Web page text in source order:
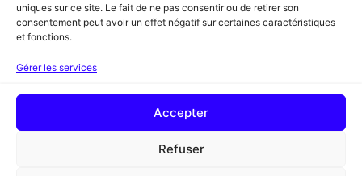
uniques sur ce site. Le fait de ne pas consentir ou de retirer son
consentement peut avoir un effet négatif sur certaines caractéristiques
et fonctions.
Gérer les services
Accepter
Refuser
Mentions
légales
Politique de
confidentialité
©
Lowup
Développement Web Hirello